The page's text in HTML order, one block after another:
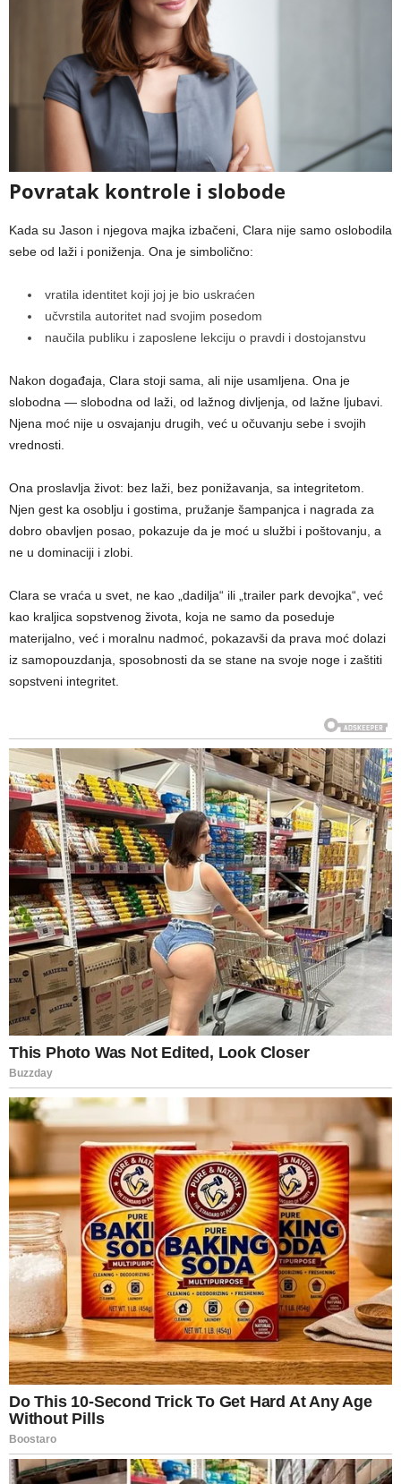
Povratak kontrole i slobode
Kada su Jason i njegova majka izbačeni, Clara nije samo oslobodila
sebe od laži i poniženja. Ona je simbolično:
vratila identitet koji joj je bio uskraćen
učvrstila autoritet nad svojim posedom
naučila publiku i zaposlene lekciju o pravdi i dostojanstvu
Nakon događaja, Clara stoji sama, ali nije usamljena. Ona je
slobodna — slobodna od laži, od lažnog divljenja, od lažne ljubavi.
Njena moć nije u osvajanju drugih, već u očuvanju sebe i svojih
vrednosti.
Ona proslavlja život: bez laži, bez ponižavanja, sa integritetom.
Njen gest ka osoblju i gostima, pružanje šampanjca i nagrada za
dobro obavljen posao, pokazuje da je moć u službi i poštovanju, a
ne u dominaciji i zlobi.
Clara se vraća u svet, ne kao „dadilja“ ili „trailer park devojka“, već
kao kraljica sopstvenog života, koja ne samo da poseduje
materijalno, već i moralnu nadmoć, pokazavši da prava moć dolazi
iz samopouzdanja, sposobnosti da se stane na svoje noge i zaštiti
sopstveni integritet.